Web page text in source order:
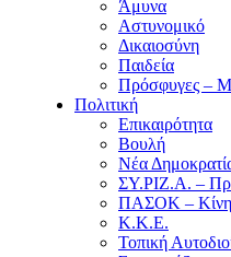
Άμυνα
Αστυνομικό
Δικαιοσύνη
Παιδεία
Πρόσφυγες –
Πολιτική
Επικαιρότητα
Βουλή
Νέα
ΣΥ.ΡΙΖ.Α. –
ΠΑΣΟΚ –
Κ.Κ.Ε.
Τοπική